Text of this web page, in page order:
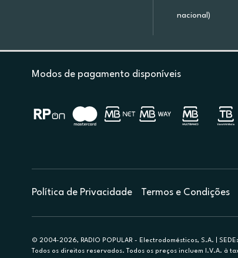
nacional)
Modos de pagamento disponíveis
Política de Privacidade Termos e Condições
© 2004-2026, RADIO POPULAR - Electrodomésticos, S.A. |
Todos os direitos reservados. Todos os preços incluem I.V.A. à